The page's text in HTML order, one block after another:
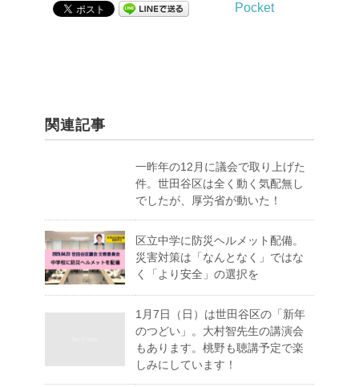
Pocket
関連記事
一昨年の12月に議会で取り上げた
件。世田谷区は全く動く気配無し
でしたが、厚労省が動いた！
区立中学に防災ヘルメット配備。
災害対策は「なんとなく」ではな
く「より安全」の選択を
1月7日（日）は世田谷区の「新年
のつどい」。大村智先生の講演会
もあります。桃野も聴講予定で楽
しみにしています！